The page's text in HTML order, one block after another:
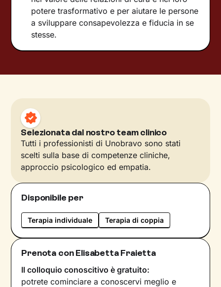
potere trasformativo e per aiutare le persone
a sviluppare consapevolezza e fiducia in se
stesse.
Selezionata dal nostro team clinico
Tutti i professionisti di Unobravo sono stati
scelti sulla base di competenze cliniche,
approccio psicologico ed empatia.
Disponibile per
Terapia individuale Terapia di coppia
Prenota con Elisabetta Fraietta
Il colloquio conoscitivo è gratuito:
potrete cominciare a conoscervi meglio e